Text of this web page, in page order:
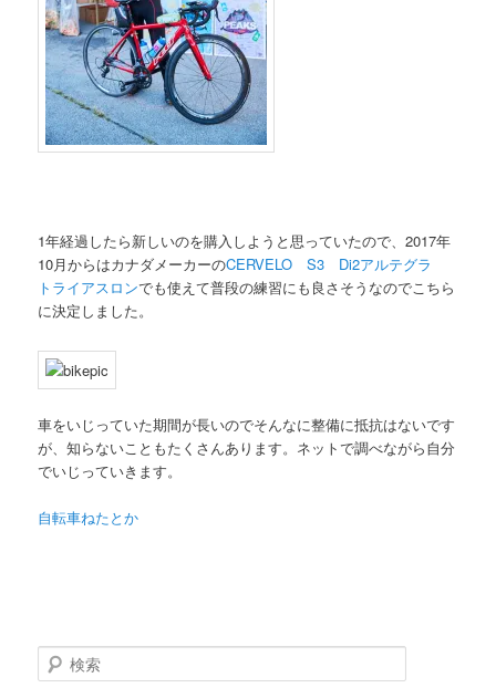
1年経過したら新しいのを購入しようと思っていたので、2017年
10月からはカナダメーカーのCERVELO S3 Di2アルテグラ
トライアスロンでも使えて普段の練習にも良さそうなのでこちら
に決定しました。
車をいじっていた期間が長いのでそんなに整備に抵抗はないです
が、知らないこともたくさんあります。ネットで調べながら自分
でいじっていきます。
自転車ねたとか
検
索